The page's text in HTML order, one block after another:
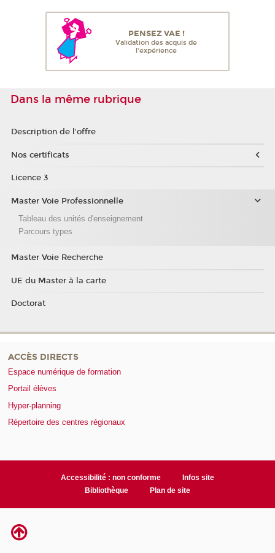
PENSEZ VAE !
Validation des acquis de
l'expérience
Dans la même rubrique
Description de l'offre
Nos certificats
Licence 3
Master Voie Professionnelle
Tableau des unités d'enseignement
Parcours types
Master Voie Recherche
UE du Master à la carte
Doctorat
ACCÈS DIRECTS
Espace numérique de formation
Portail élèves
Hyper-planning
Répertoire des centres régionaux
Accessibilité : non conforme
Infos site
Bibliothèque
Plan de site